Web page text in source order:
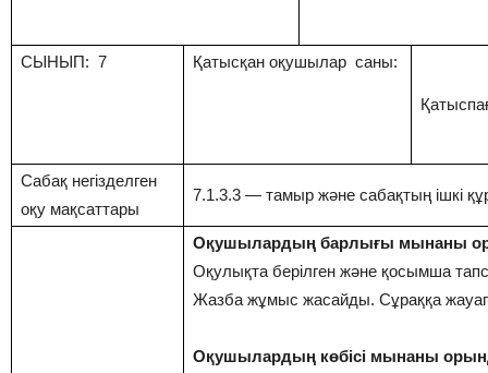
СЫНЫП: 7 Қатысқан оқушылар саны:
Сабақ негізделген
оқу мақсаттары
7.1.3.3 — тамыр және сабақтың ішкі
Оқушылардың барлығы мынаны
Оқулықта берілген және қосымша
Жазба жұмыс жасайды. Сұраққа
Оқушылардың көбісі мынаны